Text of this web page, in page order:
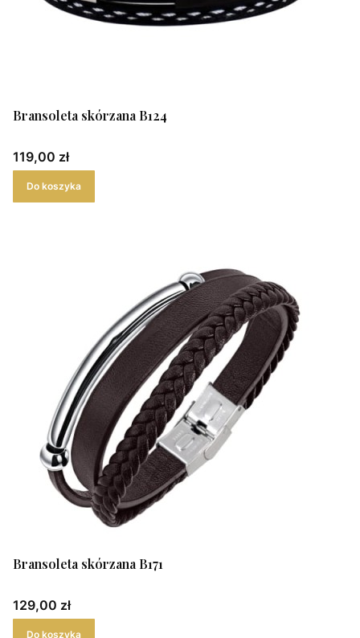
Bransoleta skórzana B124
Cena
119,00 zł
Do koszyka
Bransoleta skórzana B171
Cena
129,00 zł
Do koszyka